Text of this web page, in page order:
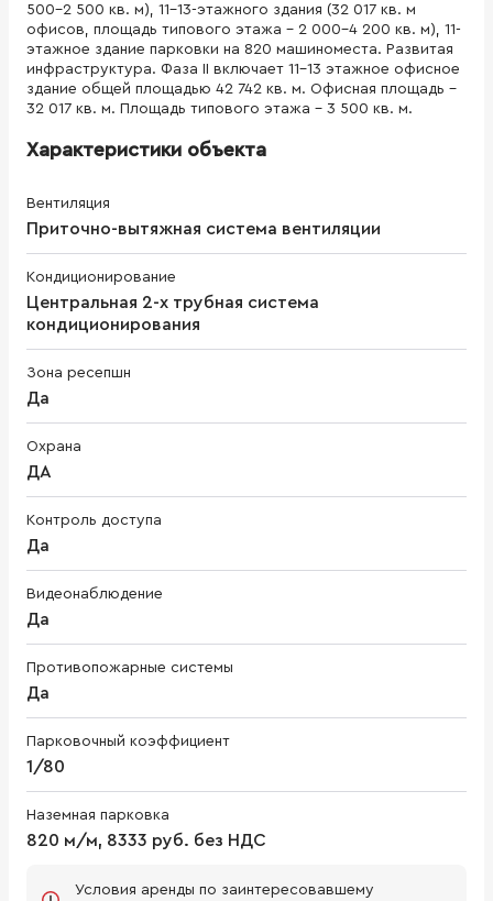
500-2 500 кв. м), 11-13-этажного здания (32 017 кв. м
офисов, площадь типового этажа - 2 000-4 200 кв. м), 11-
этажное здание парковки на 820 машиноместа. Развитая
инфраструктура. Фаза II включает 11-13 этажное офисное
здание общей площадью 42 742 кв. м. Офисная площадь -
32 017 кв. м. Площадь типового этажа - 3 500 кв. м.
Характеристики объекта
Вентиляция
Приточно-вытяжная система вентиляции
Кондиционирование
Центральная 2-х трубная система
кондиционирования
Зона ресепшн
Да
Охрана
ДА
Контроль доступа
Да
Видеонаблюдение
Да
Противопожарные системы
Да
Парковочный коэффициент
1/80
Наземная парковка
820 м/м, 8333 руб. без НДС
Условия аренды по заинтересовавшему